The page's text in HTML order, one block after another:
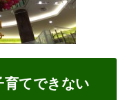
てできない